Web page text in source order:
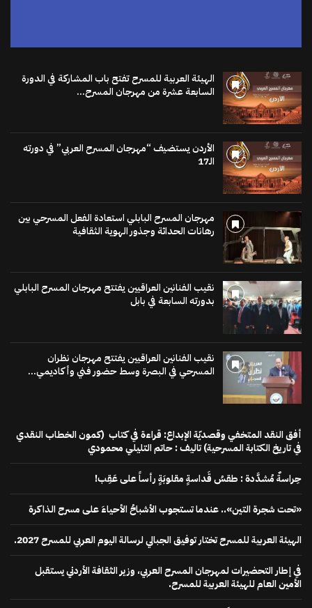
الهيئة العربية للمسرح تفتح باب المشاركة في الدورة
السابعة عشرة من مهرجان المسرح...
الأردن يستضيف “مهرجان المسرح العربي” في دورته
الـ17
مهرجان المسرح البابلي استعادة الفعل المسرحي بين
رهانات الحداثة وجذور الهوية الثقافية
نقيب الفنانين العراقيين يفتتح مهرجان المسرح البابلي
بدورته السابعة في بابل
نقيب الفنانين العراقيين يفتتح مهرجان نظران
المسرحي في البصرة وسط حضور فني وأكاديمي...
أفق النقد المتخفي وقصديّة الإبداع: قراءة في كتاب (كمون الخطاب النقدي
في تاريخ الكتابة المسرحية) تاليف : حاتم التليلي محمودي
حِراسةٌ مُشدَّدة : طقسُ قَداسةٍ مقلوبَةٍ رأساً على عَقِب!
«تحت شجرة التين».. عندما تستجوب الأشباحُ الأحياءَ على مسرح الذاكرة
الهيئة العربية للمسرح تختار توفيق الجبالي لرسالة اليوم العربي للمسرح 2027.
في إطار التحضيرات لمهرجان المسرح العربي، وزير الثقافة الأردني يستقبل
الأمين العام للهيئة العربية للمسرح.